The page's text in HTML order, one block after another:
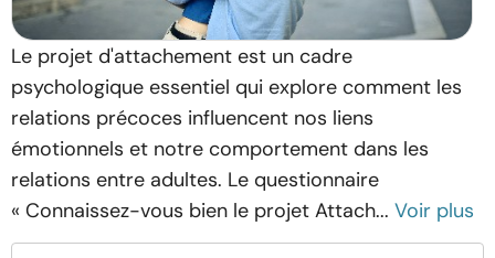
Le projet d'attachement est un cadre
psychologique essentiel qui explore comment les
relations précoces influencent nos liens
émotionnels et notre comportement dans les
relations entre adultes. Le questionnaire
« Connaissez-vous bien le projet Attach... Voir plus